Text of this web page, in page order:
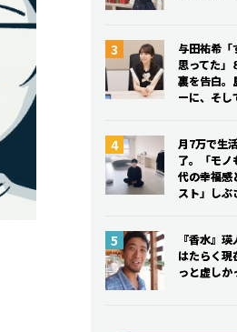
与田祐希「
思ってた」
裏を告白。
ーに、そし
月7万で生
了。「モノ
代の幸福感
スト」しぶ
『香水』
はたらく現
っと虚しか
与田祐希「
思ってた」
裏を告白。
ーに、そし
月7万で生
了。「モノ
代の幸福感
スト」しぶ
『香水』
はたらく現
っと虚しか